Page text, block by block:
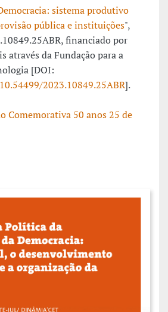
sistema produtivo
pública e instituições",
financiado por
através da Fundação para a
[DOI:
2023.10849.25ABR].
Comemorativa 50 anos 25 de